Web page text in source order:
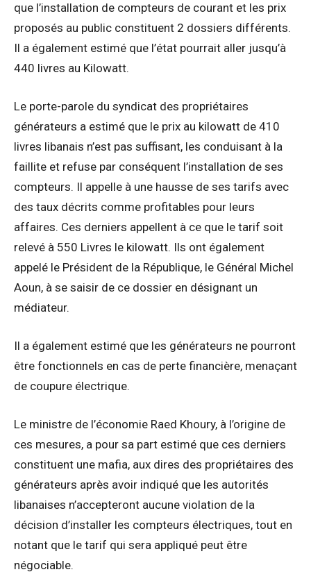
que l’installation de compteurs de courant et les prix
proposés au public constituent 2 dossiers différents.
Il a également estimé que l’état pourrait aller jusqu’à
440 livres au Kilowatt.
Le porte-parole du syndicat des propriétaires
générateurs a estimé que le prix au kilowatt de 410
livres libanais n’est pas suffisant, les conduisant à la
faillite et refuse par conséquent l’installation de ses
compteurs. Il appelle à une hausse de ses tarifs avec
des taux décrits comme profitables pour leurs
affaires. Ces derniers appellent à ce que le tarif soit
relevé à 550 Livres le kilowatt. Ils ont également
appelé le Président de la République, le Général Michel
Aoun, à se saisir de ce dossier en désignant un
médiateur.
Il a également estimé que les générateurs ne pourront
être fonctionnels en cas de perte financière, menaçant
de coupure électrique.
Le ministre de l’économie Raed Khoury, à l’origine de
ces mesures, a pour sa part estimé que ces derniers
constituent une mafia, aux dires des propriétaires des
générateurs après avoir indiqué que les autorités
libanaises n’accepteront aucune violation de la
décision d’installer les compteurs électriques, tout en
notant que le tarif qui sera appliqué peut être
négociable.